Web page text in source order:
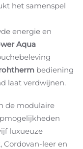
het samenspel
energie en
Aqua
bediening
laat verdwijnen.
de modulaire
luxueuze
Cordovan-leer en